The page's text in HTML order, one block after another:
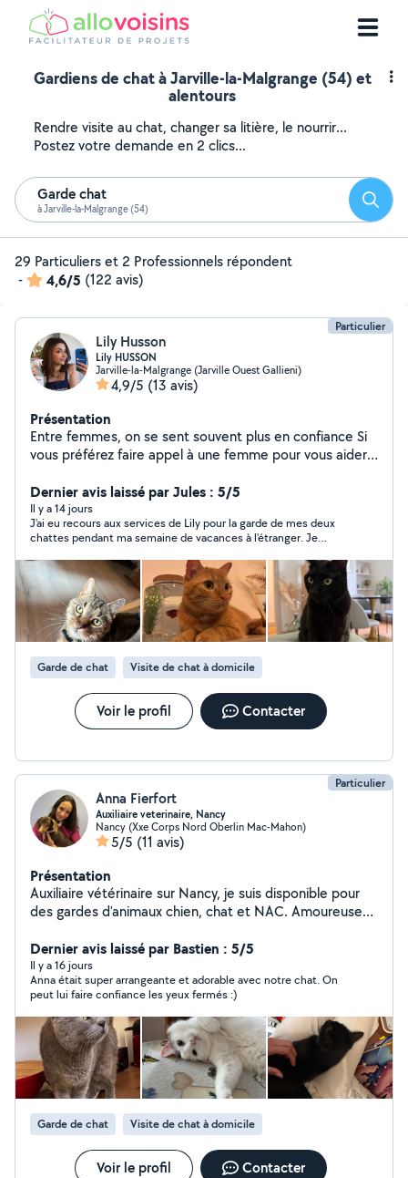
Gardiens de chat à Jarville-la-Malgrange (54) et
alentours
Rendre visite au chat, changer sa litière, le nourrir...
Postez votre demande en 2 clics...
Garde chat
à Jarville-la-Malgrange (54)
29 Particuliers et 2 Professionnels répondent
-
4,6/5 (122 avis)
Particulier
Lily Husson
Lily HUSSON
Jarville-la-Malgrange (Jarville Ouest Gallieni)
4,9/5 (13 avis)
Présentation
Entre femmes, on se sent souvent plus en confiance Si
vous préférez faire appel à une femme pour vous aider
Lily, j'ai 23 ans et je suis diplômée d'un master manager
commerciale. Le matin je suis commerciale et l'après
midi disponible pour vous aider. Sérieuse, impliquée et
toujours motivée, j'aime rendre service et aider les
autres. Je propose : Ménage / entretien Garde
d'enfants (je possède le BAFA) Garde d'animaux Petits
services du quotidien (courses, colis, aide ponctuelle)
Au plaisir de vous aider !
Dernier avis laissé par Jules : 5/5
Il y a 14 jours
J'ai eu recours aux services de Lily pour la garde de mes deux
chattes pendant ma semaine de vacances à l'étranger. Je
communication quotidienne et a été au petit soin pour mes
chattes. Je n'hésiterais pas à faire de nouveau appel à ses
services si besoin Encore merci !
Garde de chat Visite de chat à domicile
Voir le profil Contacter
Particulier
Anna Fierfort
Auxiliaire veterinaire, Nancy
Nancy (Xxe Corps Nord Oberlin Mac-Mahon)
5/5 (11 avis)
Présentation
Auxiliaire vétérinaire sur Nancy, je suis disponible pour
des gardes d'animaux chien, chat et NAC. Amoureuse
compagnons selon leur besoins, les garder lorsque vous
devez vous absenter, faire des balades, les toiletter si
besoin etc.
Dernier avis laissé par Bastien : 5/5
Il y a 16 jours
Anna était super arrangeante et adorable avec notre chat. On
peut lui faire confiance les yeux fermés :)
Garde de chat Visite de chat à domicile
Voir le profil Contacter